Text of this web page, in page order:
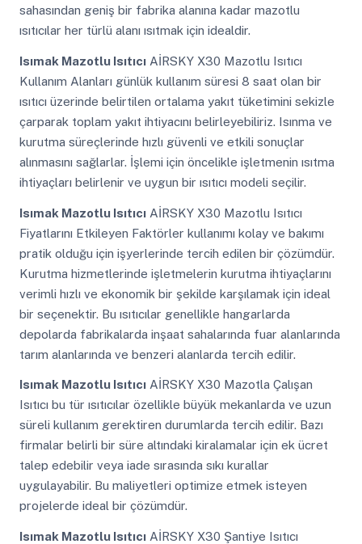
sahasından geniş bir fabrika alanına kadar mazotlu
ısıtıcılar her türlü alanı ısıtmak için idealdir.
Isımak Mazotlu IsıtıcıAİRSKY X30 Mazotlu Isıtıcı
Kullanım Alanları günlük kullanım süresi 8 saat olan bir
ısıtıcı üzerinde belirtilen ortalama yakıt tüketimini sekizle
çarparak toplam yakıt ihtiyacını belirleyebiliriz. Isınma ve
kurutma süreçlerinde hızlı güvenli ve etkili sonuçlar
alınmasını sağlarlar. İşlemi için öncelikle işletmenin ısıtma
ihtiyaçları belirlenir ve uygun bir ısıtıcı modeli seçilir.
Isımak Mazotlu IsıtıcıAİRSKY X30 Mazotlu Isıtıcı
Fiyatlarını Etkileyen Faktörler kullanımı kolay ve bakımı
pratik olduğu için işyerlerinde tercih edilen bir çözümdür.
Kurutma hizmetlerinde işletmelerin kurutma ihtiyaçlarını
verimli hızlı ve ekonomik bir şekilde karşılamak için ideal
bir seçenektir. Bu ısıtıcılar genellikle hangarlarda
depolarda fabrikalarda inşaat sahalarında fuar alanlarında
tarım alanlarında ve benzeri alanlarda tercih edilir.
Isımak Mazotlu IsıtıcıAİRSKY X30 Mazotla Çalışan
Isıtıcı bu tür ısıtıcılar özellikle büyük mekanlarda ve uzun
süreli kullanım gerektiren durumlarda tercih edilir. Bazı
firmalar belirli bir süre altındaki kiralamalar için ek ücret
talep edebilir veya iade sırasında sıkı kurallar
uygulayabilir. Bu maliyetleri optimize etmek isteyen
projelerde ideal bir çözümdür.
Isımak Mazotlu IsıtıcıAİRSKY X30 Şantiye Isıtıcı